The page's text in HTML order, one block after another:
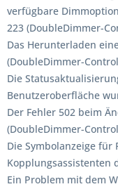
verfügbare
223 (DoubleDimmer-
Das Herunterladen
(DoubleDimmer-
Die
Benutzeroberfläche
Der Fehler 502 beim
(DoubleDimmer-
Die Symbolanzeige für
Kopplungsassistenten
Ein Problem mit dem